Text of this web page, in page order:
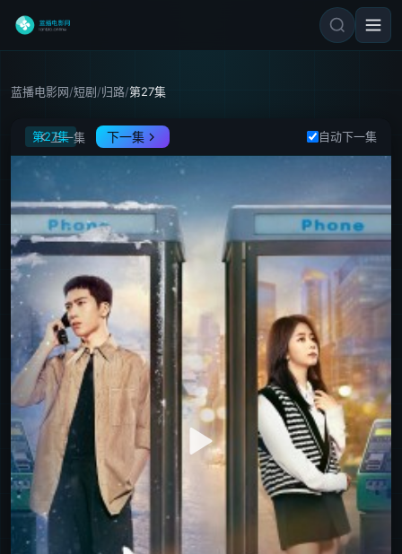
蓝播电影网/短剧/归路/第27集
归路
第27集上一集 下一集 自动下一集